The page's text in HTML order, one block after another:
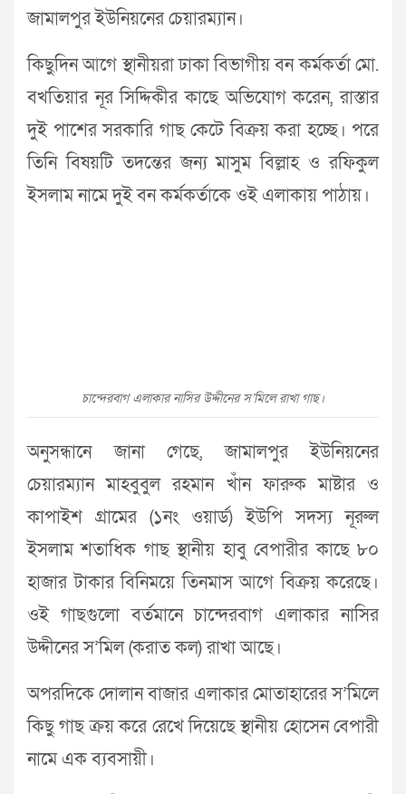
জামালপুর ইউনিয়নের চেয়ারম্যান।
কিছুদিন আগে স্থানীয়রা ঢাকা বিভাগীয় বন কর্মকর্তা মো.
বখতিয়ার নূর সিদ্দিকীর কাছে অভিযোগ করেন, রাস্তার
দুই পাশের সরকারি গাছ কেটে বিক্রয় করা হচ্ছে। পরে
তিনি বিষয়টি তদন্তের জন্য মাসুম বিল্লাহ ও রফিকুল
ইসলাম নামে দুই বন কর্মকর্তাকে ওই এলাকায় পাঠায়।
চান্দেরবাগ এলাকার নাসির উদ্দীনের স’মিলে রাখা গাছ।
অনুসন্ধানে জানা গেছে, জামালপুর ইউনিয়নের
চেয়ারম্যান মাহবুবুল রহমান খাঁন ফারুক মাষ্টার ও
কাপাইশ গ্রামের (১নং ওয়ার্ড) ইউপি সদস্য নূরুল
ইসলাম শতাধিক গাছ স্থানীয় হাবু বেপারীর কাছে ৮০
হাজার টাকার বিনিময়ে তিনমাস আগে বিক্রয় করেছে।
ওই গাছগুলো বর্তমানে চান্দেরবাগ এলাকার নাসির
উদ্দীনের স’মিল (করাত কল) রাখা আছে।
অপরদিকে দোলান বাজার এলাকার মোতাহারের স’মিলে
কিছু গাছ ক্রয় করে রেখে দিয়েছে স্থানীয় হোসেন বেপারী
নামে এক ব্যবসায়ী।